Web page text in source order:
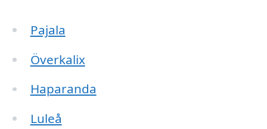
Pajala
Överkalix
Haparanda
Luleå